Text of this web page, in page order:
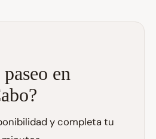
en
y completa tu